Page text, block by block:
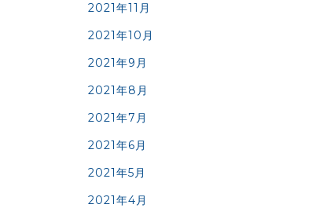
2021年11月
2021年10月
2021年9月
2021年8月
2021年7月
2021年6月
2021年5月
2021年4月